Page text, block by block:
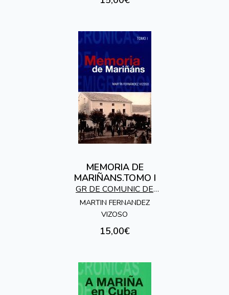
MEMORIA DE
MARIÑANS.TOMO I
GR DE COMUNIC DE
GALICIA EN EL MUNDO
MARTIN FERNANDEZ
VIZOSO
15,00€